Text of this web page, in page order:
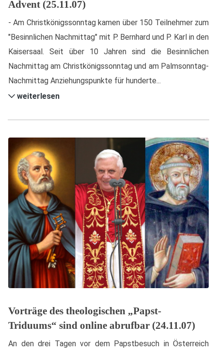
Advent (25.11.07)
- Am Christkönigssonntag kamen über 150 Teilnehmer zum
"Besinnlichen Nachmittag" mit P. Bernhard und P. Karl in den
Kaisersaal. Seit über 10 Jahren sind die Besinnlichen
Nachmittag am Christkönigssonntag und am Palmsonntag-
Nachmittag Anziehungspunkte für hunderte...
weiterlesen
Vorträge des theologischen „Papst-
Triduums“ sind online abrufbar (24.11.07)
An den drei Tagen vor dem Papstbesuch in Österreich